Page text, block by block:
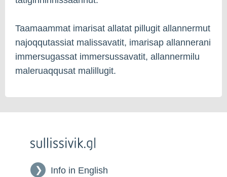
Taamaammat imarisat allatat pillugit allannermut
najoqqutassiat malissavatit, imarisap allannerani
immersugassat immersussavatit, allannermilu
maleruaqqusat malillugit.
Info in English